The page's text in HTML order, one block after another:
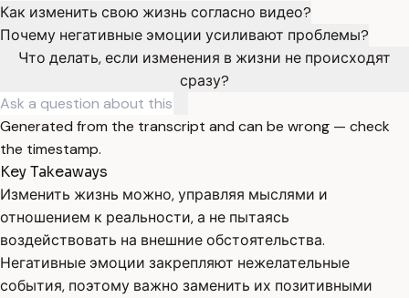
Как изменить свою жизнь согласно видео?
Почему негативные эмоции усиливают проблемы?
Что делать, если изменения в жизни не происходят
сразу?
Generated from the transcript and can be wrong — check
the timestamp.
Key Takeaways
Изменить жизнь можно, управляя мыслями и
отношением к реальности, а не пытаясь
воздействовать на внешние обстоятельства.
Негативные эмоции закрепляют нежелательные
события, поэтому важно заменить их позитивными